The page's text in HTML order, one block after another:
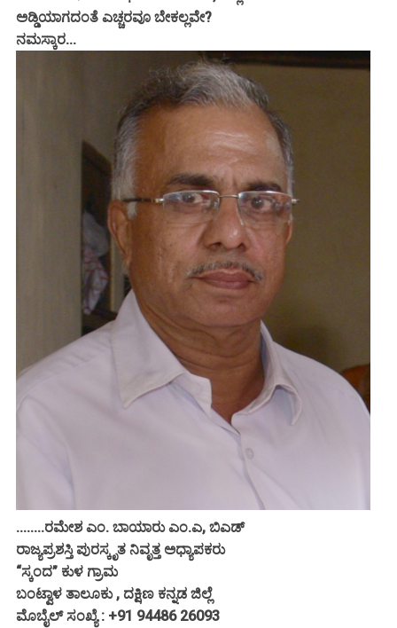
ಅಡ್ಡಿಯಾಗದಂತೆ ಎಚ್ಚರವೂ ಬೇಕಲ್ಲವೇ?
ನಮಸ್ಕಾರ...
........ರಮೇಶ ಎಂ. ಬಾಯಾರು ಎಂ.ಎ, ಬಿಎಡ್
ರಾಜ್ಯಪ್ರಶಸ್ತಿ ಪುರಸ್ಕೃತ ನಿವೃತ್ತ ಅಧ್ಯಾಪಕರು
“ಸ್ಕಂದ” ಕುಳ ಗ್ರಾಮ
ಬಂಟ್ವಾಳ ತಾಲೂಕು , ದಕ್ಷಿಣ ಕನ್ನಡ ಜಿಲ್ಲೆ
ಮೊಬೈಲ್ ಸಂಖ್ಯೆ : +91 94486 26093